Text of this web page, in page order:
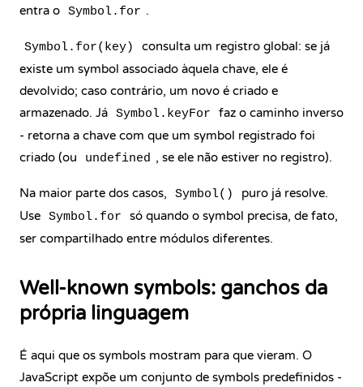
entra o Symbol.for .
Symbol.for(key)
consulta um registro global: se já
existe um symbol associado àquela chave, ele é
devolvido; caso contrário, um novo é criado e
armazenado. Já Symbol.keyFor
faz o caminho inverso
- retorna a chave com que um symbol registrado foi
criado (ou
undefined , se ele não estiver no registro).
Na maior parte dos casos, Symbol()
puro já resolve.
Use Symbol.for
só quando o symbol precisa, de fato,
ser compartilhado entre módulos diferentes.
Well-known symbols: ganchos da
própria linguagem
É aqui que os symbols mostram para que vieram. O
JavaScript expõe um conjunto de symbols predefinidos -